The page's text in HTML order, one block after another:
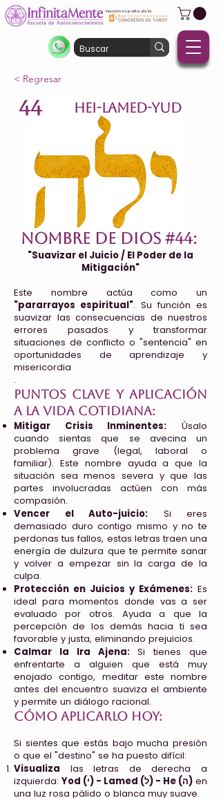
Hacemos parte de la
< Regresar
Nombre de Dios #44:
"Suavizar el Juicio / El Poder de la
Mitigación"
Este nombre actúa como un
"pararrayos espiritual". Su función es
suavizar las consecuencias de nuestros
errores pasados y transformar
situaciones de conflicto o "sentencia" en
oportunidades de aprendizaje y
misericordia
.
Puntos clave y aplicación
a la vida cotidiana:
Mitigar Crisis Inminentes: Úsalo
cuando sientas que se avecina un
problema grave (legal, laboral o
familiar). Este nombre ayuda a que la
situación sea menos severa y que las
partes involucradas actúen con más
compasión.
Vencer el Auto-juicio: Si eres
demasiado duro contigo mismo y no te
perdonas tus fallos, estas letras traen una
energía de dulzura que te permite sanar
y volver a empezar sin la carga de la
culpa.
Protección en Juicios y Exámenes: Es
ideal para momentos donde vas a ser
evaluado por otros. Ayuda a que la
percepción de los demás hacia ti sea
favorable y justa, eliminando prejuicios.
Calmar la Ira Ajena:Si tienes que
enfrentarte a alguien que está muy
enojado contigo, meditar este nombre
antes del encuentro suaviza el ambiente
y permite un diálogo racional.
Cómo aplicarlo hoy:
Si sientes que estás bajo mucha presión
o que el "destino" se ha puesto difícil:
Visualiza las letras de derecha a
izquierda:
Yod (י) - Lamed (ל) - He (ה) en
una luz rosa pálido o blanca muy suave.
44 HEI-LAMED-YUD